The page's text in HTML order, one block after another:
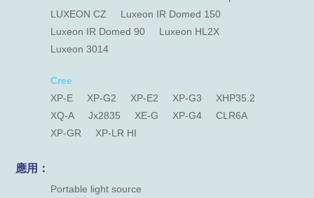
LUXEON CZ
Luxeon IR Domed 150
Luxeon IR Domed 90
Luxeon HL2X
Luxeon 3014
Cree
XP-E
XP-G2 XP-E2 XP-G3
XHP35.2
XQ-A
Jx2835 XE-G XP-G4
CLR6A
XP-GR
XP-LR HI
應用：
Portable light source